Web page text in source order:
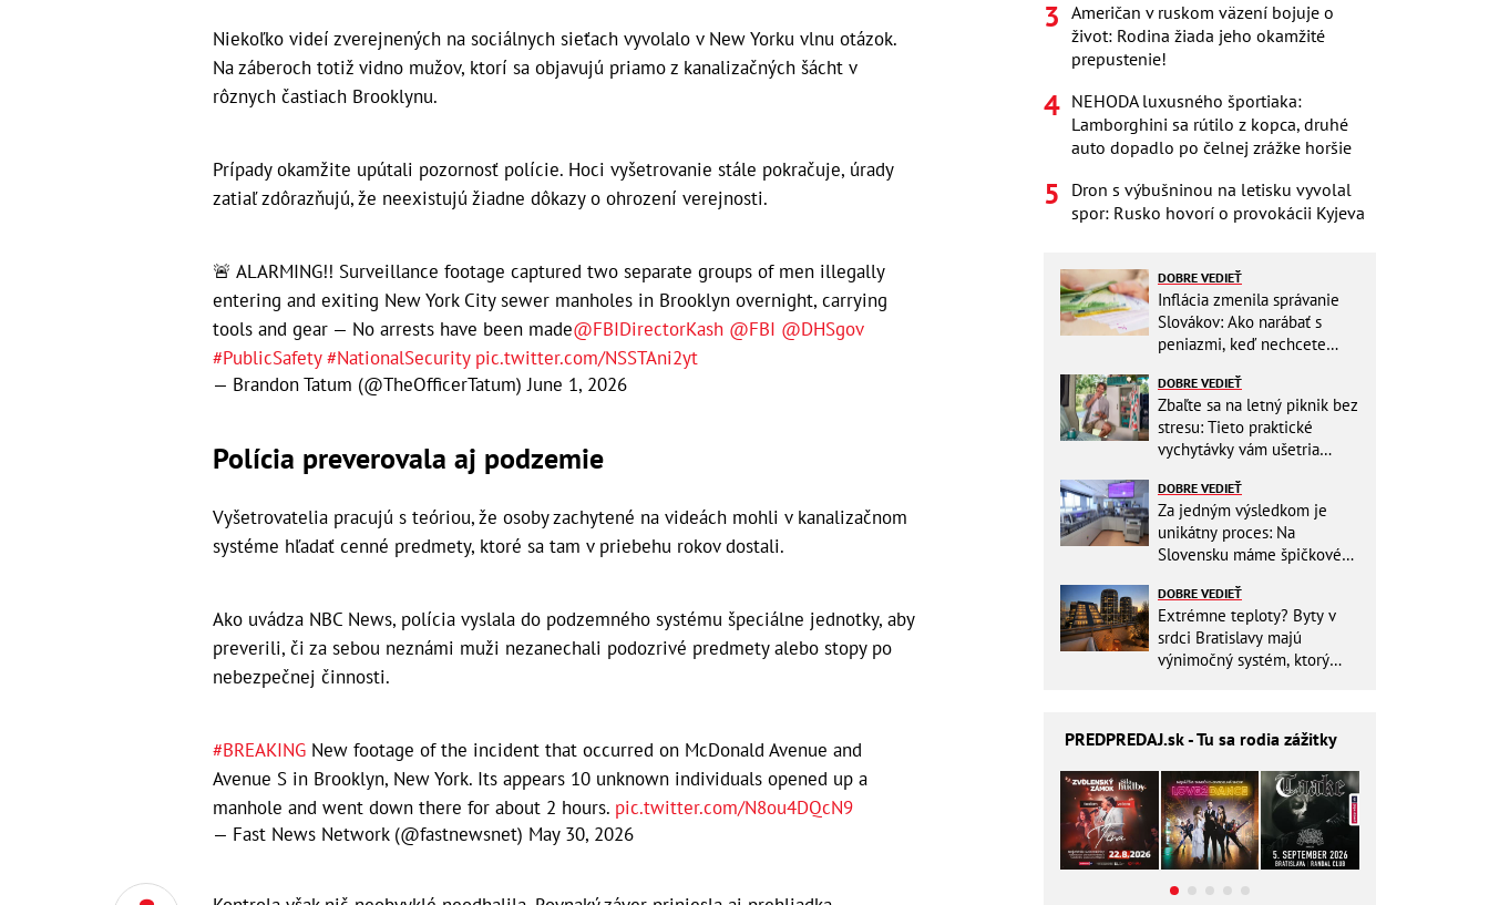
Niekoľko videí zverejnených na sociálnych sieťach vyvolalo v New Yorku vlnu otázok.
Na záberoch totiž vidno mužov, ktorí sa objavujú priamo z kanalizačných šácht v
rôznych častiach Brooklynu.
Prípady okamžite upútali pozornosť polície. Hoci vyšetrovanie stále pokračuje, úrady
zatiaľ zdôrazňujú, že neexistujú žiadne dôkazy o ohrození verejnosti.
🚨 ALARMING!! Surveillance footage captured two separate groups of men illegally
entering and exiting New York City sewer manholes in Brooklyn overnight, carrying
tools and gear — No arrests have been made@FBIDirectorKash @FBI @DHSgov
#PublicSafety #NationalSecurity pic.twitter.com/NSSTAni2yt
— Brandon Tatum (@TheOfficerTatum)June 1, 2026
Polícia preverovala aj podzemie
Vyšetrovatelia pracujú s teóriou, že osoby zachytené na videách mohli v kanalizačnom
systéme hľadať cenné predmety, ktoré sa tam v priebehu rokov dostali.
Ako uvádza NBC News, polícia vyslala do podzemného systému špeciálne jednotky, aby
preverili, či za sebou neznámi muži nezanechali podozrivé predmety alebo stopy po
nebezpečnej činnosti.
#BREAKING New footage of the incident that occurred on McDonald Avenue and
Avenue S in Brooklyn, New York. Its appears 10 unknown individuals opened up a
manhole and went down there for about 2 hours. pic.twitter.com/N8ou4DQcN9
— Fast News Network (@fastnewsnet) May 30, 2026
Američan v ruskom väzení bojuje o
život: Rodina žiada jeho okamžité
prepustenie!
NEHODA luxusného športiaka:
Lamborghini sa rútilo z kopca, druhé
auto dopadlo po čelnej zrážke horšie
Dron s výbušninou na letisku vyvolal
spor: Rusko hovorí o provokácii Kyjeva
DOBRE VEDIEŤ
Inflácia zmenila správanie
Slovákov: Ako narábať s
peniazmi, keď nechcete
DOBRE VEDIEŤ
Zbaľte sa na letný piknik bez
stresu: Tieto praktické
vychytávky vám ušetria
DOBRE VEDIEŤ
Za jedným výsledkom je
unikátny proces: Na
Slovensku máme špičkové
DOBRE VEDIEŤ
Extrémne teploty? Byty v
srdci Bratislavy majú
výnimočný systém, ktorý
PREDPREDAJ.sk - Tu sa rodia zážitky